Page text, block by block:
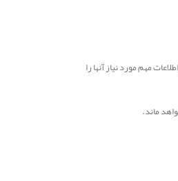
مهم مورد نیاز آنها را
ماند.